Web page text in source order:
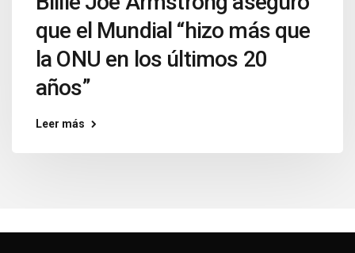
que el Mundial “hizo más que
la ONU en los últimos 20
años”
Leer más